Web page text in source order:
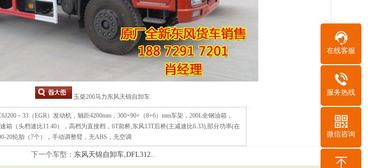
玉柴200马力东风天锦自卸车
－33（EGR）发动机，轴距4200mm，300×90×（8+6）mm车架，200L全钢油箱，
箱（头档速比11.40），高档为直接档，6T前桥,东风13T后桥(主减速比6.33),部分功率(在
20轮胎（7个），手动调整臂，无ABS，无空调
下一个车型： 东风天锦自卸车,DFL312..
在线客服
服务热线
微信咨询